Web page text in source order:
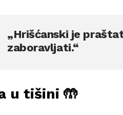
„Hrišćanski je
zaboravljati.“
u tišini 🤲